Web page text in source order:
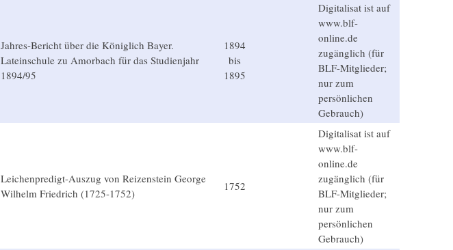
Jahres-Bericht über die Königlich Bayer.
Lateinschule zu Amorbach für das Studienjahr
1894/95
1894
bis
1895
Digitalisat ist auf
www.blf-
online.de
zugänglich (für
BLF-Mitglieder;
nur zum
persönlichen
Gebrauch)
Leichenpredigt-Auszug von Reizenstein George
Wilhelm Friedrich (1725-1752)
1752
Digitalisat ist auf
www.blf-
online.de
zugänglich (für
BLF-Mitglieder;
nur zum
persönlichen
Gebrauch)